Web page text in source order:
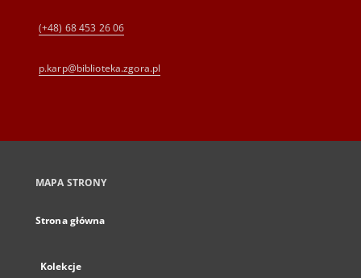
(+48) 68 453 26 06
p.karp@biblioteka.zgora.pl
MAPA STRONY
Strona główna
Kolekcje